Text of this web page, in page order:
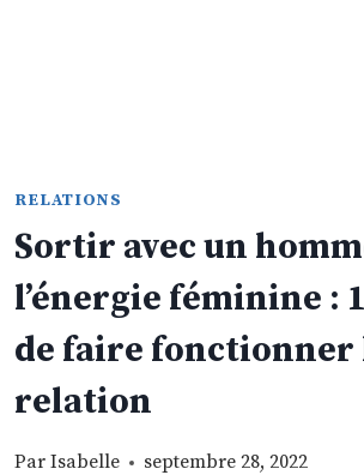
RELATIONS
Sortir avec un
l’énergie féminine :
de faire fonctionner
relation
Par Isabelle septembre 28, 2022